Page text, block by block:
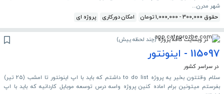
شهر مدرن...
حقوق 300,000 - 1,000,000 تومان
امکان دورکاری پروژه ای
در وبسایت کافه پروژه (چند لحظه پیش)
115097 - اینونتور
در سراسر کشور
سلام وقتتون بخیر یه پروژه to do list داشتم که باید با اپ اینونتور تا امشب (25 تیر)
بفرستم میتونین برام اماده کنین پروژه واسه درس توسعه موبایل کاردانیه که باید با اپ